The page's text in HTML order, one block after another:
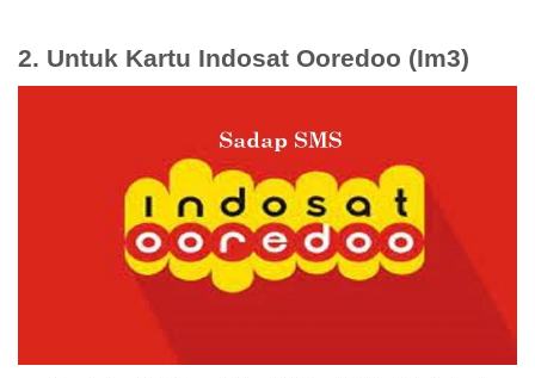
2. Untuk Kartu Indosat Ooredoo (Im3)